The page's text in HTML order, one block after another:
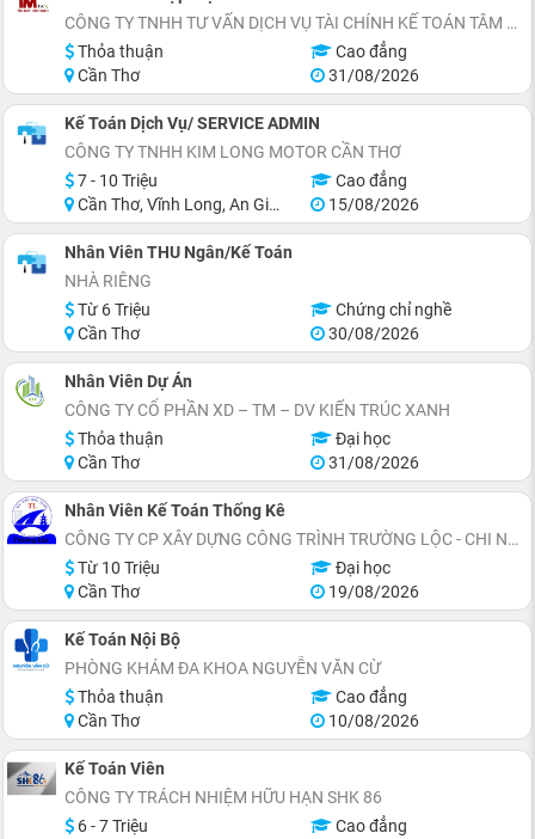
CÔNG TY TNHH TƯ VẤN DỊCH VỤ TÀI CHÍNH KẾ TOÁN TÂM MINH
Thỏa thuận
Cao đẳng
Cần Thơ
31/08/2026
Kế Toán Dịch Vụ/ SERVICE ADMIN
CÔNG TY TNHH KIM LONG MOTOR CẦN THƠ
7 - 10 Triệu
Cao đẳng
Cần Thơ, Vĩnh Long, An Giang, Hậu Giang
15/08/2026
Nhân Viên THU Ngân/Kế Toán
NHÀ RIÊNG
Từ 6 Triệu
Chứng chỉ nghề
Cần Thơ
30/08/2026
Nhân Viên Dự Án
CÔNG TY CỔ PHẦN XD – TM – DV KIẾN TRÚC XANH
Thỏa thuận
Đại học
Cần Thơ
31/08/2026
Nhân Viên Kế Toán Thống Kê
CÔNG TY CP XÂY DỰNG CÔNG TRÌNH TRƯỜNG LỘC - CHI NHÁNH CẦN THƠ
Từ 10 Triệu
Đại học
Cần Thơ
19/08/2026
Kế Toán Nội Bộ
PHÒNG KHÁM ĐA KHOA NGUYỄN VĂN CỪ
Thỏa thuận
Cao đẳng
Cần Thơ
10/08/2026
Kế Toán Viên
CÔNG TY TRÁCH NHIỆM HỮU HẠN SHK 86
6 - 7 Triệu
Cao đẳng